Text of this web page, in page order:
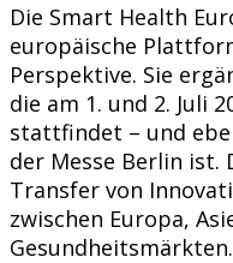
Die Smart Health
europäische
Perspektive. Sie
die am 1. und 2. Juli
stattfindet – und
der Messe Berlin
Transfer von
zwischen Europa,
Gesundheitsmärkten.